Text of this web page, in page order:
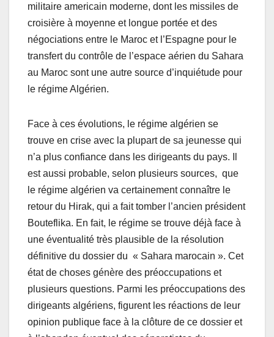
militaire americain moderne, dont les missiles de
croisière à moyenne et longue portée et des
négociations entre le Maroc et l’Espagne pour le
transfert du contrôle de l’espace aérien du Sahara
au Maroc sont une autre source d’inquiétude pour
le régime Algérien.
Face à ces évolutions, le régime algérien se
trouve en crise avec la plupart de sa jeunesse qui
n’a plus confiance dans les dirigeants du pays. Il
est aussi probable, selon plusieurs sources, que
le régime algérien va certainement connaître le
retour du Hirak, qui a fait tomber l’ancien président
Bouteflika. En fait, le régime se trouve déjà face à
une éventualité très plausible de la résolution
définitive du dossier du « Sahara marocain ». Cet
état de choses génère des préoccupations et
plusieurs questions. Parmi les préoccupations des
dirigeants algériens, figurent les réactions de leur
opinion publique face à la clôture de ce dossier et